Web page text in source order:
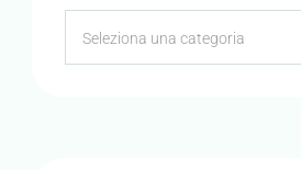
Seleziona una categoria